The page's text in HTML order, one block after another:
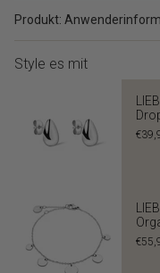
Produkt:
Style es mit